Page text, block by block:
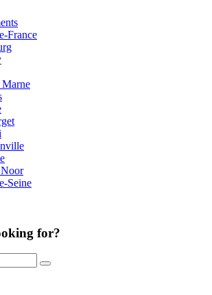
France
Marne
Seine
for?